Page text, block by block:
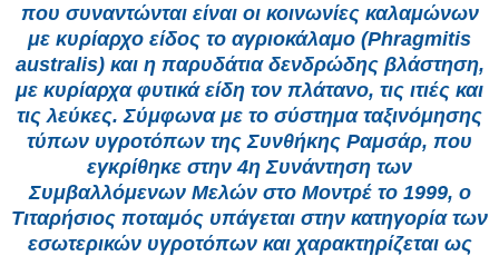
που συναντώνται είναι οι κοινωνίες καλαμώνων
με κυρίαρχο είδος το αγριοκάλαμο (Phragmitis
australis) και η παρυδάτια δενδρώδης βλάστηση,
με κυρίαρχα φυτικά είδη τον πλάτανο, τις ιτιές και
τις λεύκες. Σύμφωνα με το σύστημα ταξινόμησης
τύπων υγροτόπων της Συνθήκης Ραμσάρ, που
εγκρίθηκε στην 4η Συνάντηση των
Συμβαλλόμενων Μελών στο Μοντρέ το 1999, ο
Τιταρήσιος ποταμός υπάγεται στην κατηγορία των
εσωτερικών υγροτόπων και χαρακτηρίζεται ως